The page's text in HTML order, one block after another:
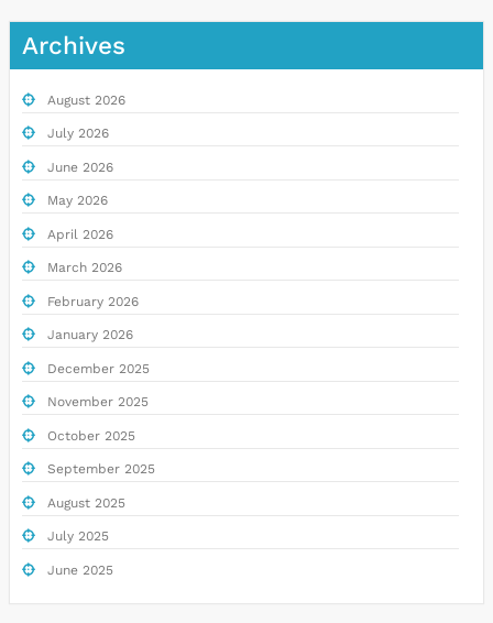
Archives
August 2026
July 2026
June 2026
May 2026
April 2026
March 2026
February 2026
January 2026
December 2025
November 2025
October 2025
September 2025
August 2025
July 2025
June 2025